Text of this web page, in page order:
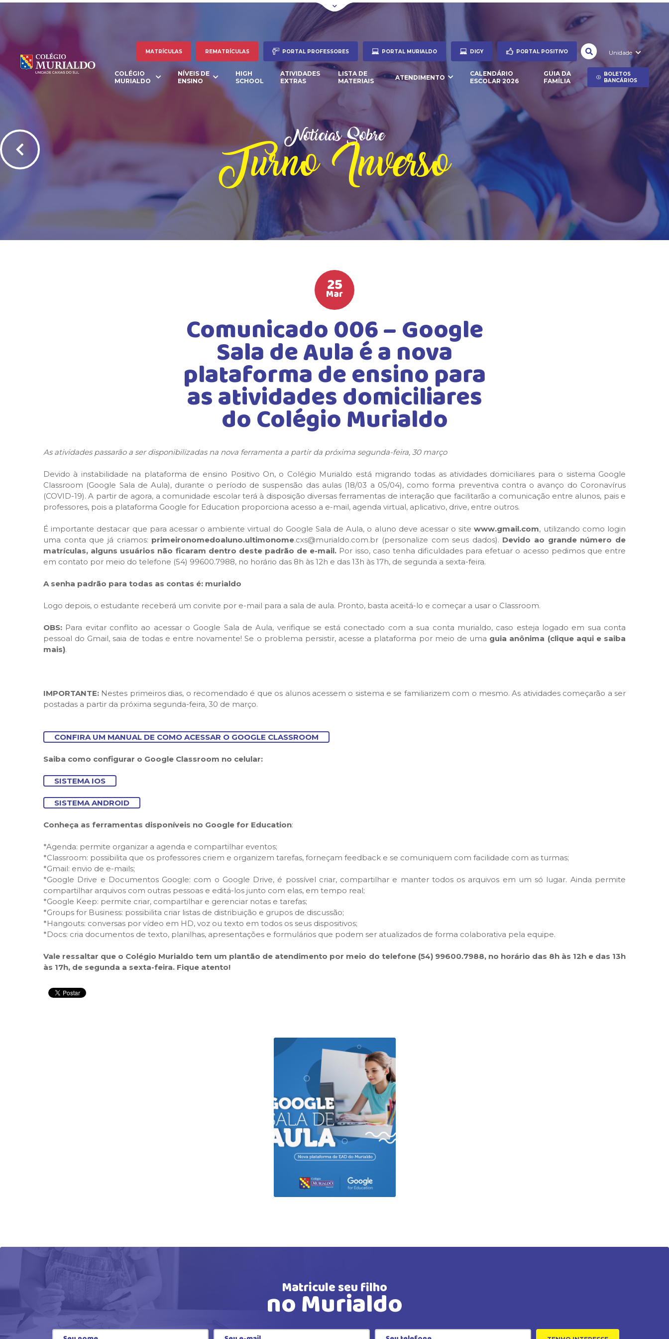
MATRÍCULAS REMATRÍCULAS PORTAL PROFESSORES PORTAL MURIALDO DIGY PORTAL POSITIVO Unidade
COLÉGIO
MURIALDO
NÍVEIS DE
ENSINO
HIGH
SCHOOL
ATIVIDADES
EXTRAS
LISTA DE
MATERIAIS
ATENDIMENTO
CALENDÁRIO
ESCOLAR 2026
GUIA DA
FAMÍLIA
BOLETOS
BANCÁRIOS
Notícias Sobre
Turno Inverso
25
Mar
Comunicado 006 – Google
Sala de Aula é a nova
plataforma de ensino para
as atividades domiciliares
do Colégio Murialdo
As atividades passarão a ser disponibilizadas na nova ferramenta a partir da próxima segunda-feira, 30 março
Devido à instabilidade na plataforma de ensino Positivo On, o Colégio Murialdo está migrando todas as atividades domiciliares para o sistema Google
Classroom (Google Sala de Aula), durante o período de suspensão das aulas (18/03 a 05/04), como forma preventiva contra o avanço do Coronavírus
(COVID-19). A partir de agora, a comunidade escolar terá à disposição diversas ferramentas de interação que facilitarão a comunicação entre alunos, pais e
professores, pois a plataforma Google for Education proporciona acesso a e-mail, agenda virtual, aplicativo, drive, entre outros.
É importante destacar que para acessar o ambiente virtual do Google Sala de Aula, o aluno deve acessar o sitewww.gmail.com, utilizando como login
uma conta que já criamos: primeironomedoaluno.ultimonome.cxs@murialdo.com.br (personalize com seus dados). Devido ao grande número de
matrículas, alguns usuários não ficaram dentro deste padrão de e-mail. Por isso, caso tenha dificuldades para efetuar o acesso pedimos que entre
em contato por meio do telefone (54) 99600.7988, no horário das 8h às 12h e das 13h às 17h, de segunda a sexta-feira.
A senha padrão para todas as contas é: murialdo
Logo depois, o estudante receberá um convite por e-mail para a sala de aula. Pronto, basta aceitá-lo e começar a usar o Classroom.
OBS: Para evitar conflito ao acessar o Google Sala de Aula, verifique se está conectado com a sua conta murialdo, caso esteja logado em sua conta
pessoal do Gmail, saia de todas e entre novamente! Se o problema persistir, acesse a plataforma por meio de uma guia anônima (clique aqui e saiba
mais).
IMPORTANTE: Nestes primeiros dias, o recomendado é que os alunos acessem o sistema e se familiarizem com o mesmo. As atividades começarão a ser
postadas a partir da próxima segunda-feira, 30 de março.
CONFIRA UM MANUAL DE COMO ACESSAR O GOOGLE CLASSROOM
Saiba como configurar o Google Classroom no celular:
SISTEMA IOS
SISTEMAANDROID
Conheça as ferramentas disponíveis no Google for Education:
*Agenda: permite organizar a agenda e compartilhar eventos;
*Classroom: possibilita que os professores criem e organizem tarefas, forneçam feedback e se comuniquem com facilidade com as turmas;
*Gmail: envio de e-mails;
*Google Drive e Documentos Google: com o Google Drive, é possível criar, compartilhar e manter todos os arquivos em um só lugar. Ainda permite
compartilhar arquivos com outras pessoas e editá-los junto com elas, em tempo real;
*Google Keep: permite criar, compartilhar e gerenciar notas e tarefas;
*Groups for Business: possibilita criar listas de distribuição e grupos de discussão;
*Hangouts: conversas por vídeo em HD, voz ou texto em todos os seus dispositivos;
*Docs: cria documentos de texto, planilhas, apresentações e formulários que podem ser atualizados de forma colaborativa pela equipe.
Vale ressaltar que o Colégio Murialdo tem um plantão de atendimento por meio do telefone (54) 99600.7988, no horário das 8h às 12h e das 13h
às 17h, de segunda a sexta-feira. Fique atento!
Matricule seu filho
no Murialdo